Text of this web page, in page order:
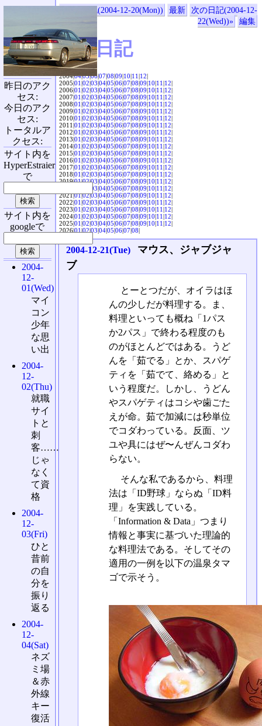
«前の日記(2004-12-20(Mon)) 最新
次の日記(2004-12-
22(Wed))»
編集
SVX日記
2004|04|05|06|07|08|09|10|11|12|
2005|01|02|03|04|05|06|07|08|09|10|11|12|
2006|01|02|03|04|05|06|07|08|09|10|11|12|
2007|01|02|03|04|05|06|07|08|09|10|11|12|
2008|01|02|03|04|05|06|07|08|09|10|11|12|
2009|01|02|03|04|05|06|07|08|09|10|11|12|
2010|01|02|03|04|05|06|07|08|09|10|11|12|
2011|01|02|03|04|05|06|07|08|09|10|11|12|
2012|01|02|03|04|05|06|07|08|09|10|11|12|
2013|01|02|03|04|05|06|07|08|09|10|11|12|
2014|01|02|03|04|05|06|07|08|09|10|11|12|
2015|01|02|03|04|05|06|07|08|09|10|11|12|
2016|01|02|03|04|05|06|07|08|09|10|11|12|
2017|01|02|03|04|05|06|07|08|09|10|11|12|
2018|01|02|03|04|05|06|07|08|09|10|11|12|
2019|01|02|03|04|05|06|07|08|09|10|11|12|
03|04|05|06|07|08|09|10|11|12|
2021|01|02|03|04|05|06|07|08|09|10|11|12|
2022|01|02|03|04|05|06|07|08|09|10|11|12|
2023|01|02|03|04|05|06|07|08|09|10|11|12|
2024|01|02|03|04|05|06|07|08|09|10|11|12|
2025|01|02|03|04|05|06|07|08|09|10|11|12|
2026|01|02|03|04|05|06|07|08|
2004-12-21(Tue)
マウス、ジャブジャ
ブ
とーとつだが、オイラはほ
んの少しだが料理する。ま、
料理といっても概ね「1パス
か2パス」で終わる程度のも
のがほとんどではある。うど
んを「茹でる」とか、スパゲ
ティを「茹でて、絡める」と
いう程度だ。しかし、うどん
やスパゲティはコシや歯ごた
えが命。茹で加減には秒単位
でコダわっている。反面、ツ
ユや具にはぜ〜んぜんコダわ
らない。
そんな私であるから、料理
法は「ID野球」ならぬ「ID料
理」を実践している。
「Information & Data」つまり
情報と事実に基づいた理論的
な料理法である。そしてその
適用の一例を以下の温泉タマ
ゴで示そう。
昨日のアク
セス:
今日のアク
セス:
トータルア
クセス:
サイト内を
HyperEstraier
で
サイト内を
googleで
2004-
12-
01(Wed)
マイ
コン
少年
な思
い出
2004-
12-
02(Thu)
就職
サイ
トと
刺
客……
じゃ
なく
て資
格
2004-
12-
03(Fri)
ひと
昔前
の自
分を
振り
返る
2004-
12-
04(Sat)
ネズ
ミ場
＆赤
外線
キー
復活